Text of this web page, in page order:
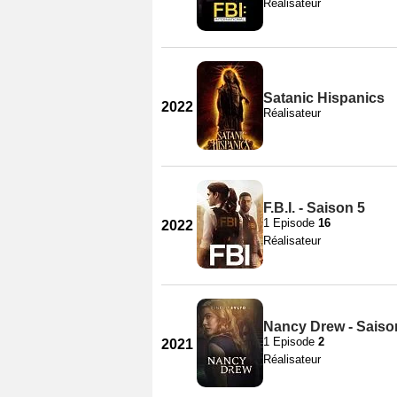
Réalisateur
2022
Satanic Hispanics
Réalisateur
2022
F.B.I. - Saison 5
1 Episode 16
Réalisateur
2021
Nancy Drew -
1 Episode 2
Réalisateur